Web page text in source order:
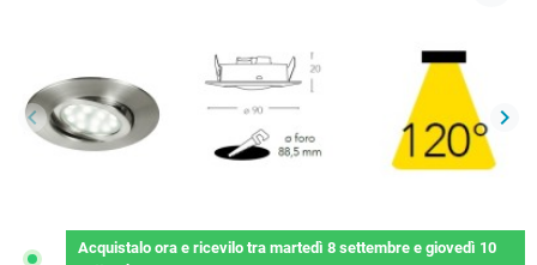
Precedente
keyboard_arrow_left keyboard_arrow_right
Acquistalo orae ricevilo tra martedì 8 settembree giovedì 10